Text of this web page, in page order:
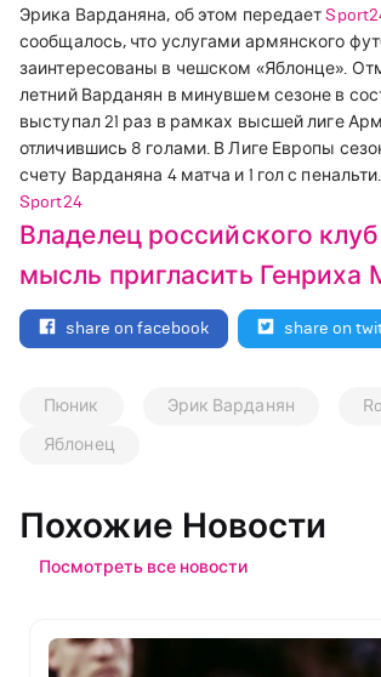
Эрика Варданяна, об этом передает
сообщалось, что услугами армянского
заинтересованы в чешском «Яблонце».
летний Варданян в минувшем сезоне в
выступал 21 раз в рамках высшей лиге
отличившись 8 голами. В Лиге Европы
счету Варданяна 4 матча и 1 гол с
Sport24
Владелец российского
мысль пригласить Генриха
share on facebook share on
Пюник Эрик Варданян
Яблонец
Похожие Новости
Посмотреть все новости